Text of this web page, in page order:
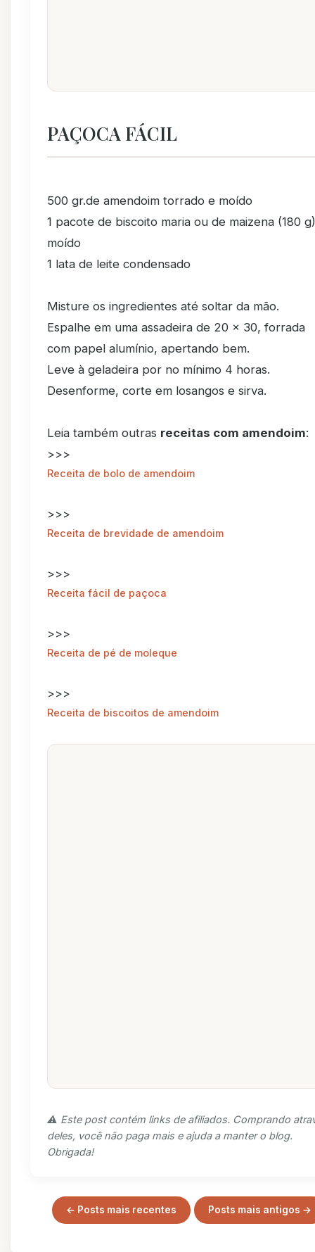
PAÇOCA FÁCIL
500 gr.de amendoim torrado e moído
1 pacote de biscoito maria ou de maizena (180 g)
moído
1 lata de leite condensado
Misture os ingredientes até soltar da mão.
Espalhe em uma assadeira de 20 x 30, forrada
com papel alumínio, apertando bem.
Leve à geladeira por no mínimo 4 horas.
Desenforme, corte em losangos e sirva.
Leia também outras receitas com amendoim:
>>>
Receita de bolo de amendoim
>>>
Receita de brevidade de amendoim
>>>
Receita fácil de paçoca
>>>
Receita de pé de moleque
>>>
Receita de biscoitos de amendoim
⚠️ Este post contém links de afiliados. Comprando
deles, você não paga mais e ajuda a manter o blog.
Obrigada!
← Posts mais recentes Posts mais antigos →